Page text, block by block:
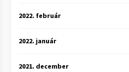
2022. február
2022. január
2021. december